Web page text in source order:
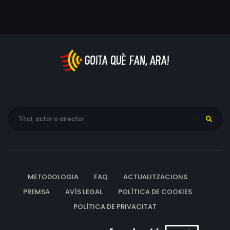
METODOLOGIA FAQ
ACTUALITZACIONS
PREMSA
AVÍS LEGAL
POLÍTICA DE COOKIES
POLÍTICA DE PRIVACITAT